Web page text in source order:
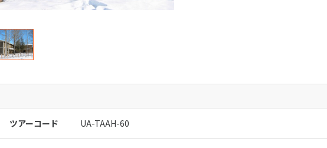
ツアーコード UA-TAAH-60